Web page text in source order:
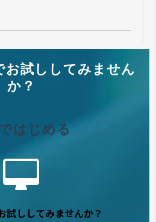
お試ししてみません
か？
はじめる
試ししてみませんか？